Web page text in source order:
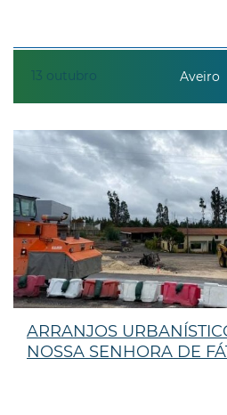
13 outubro Aveiro
ARRANJOS
NOSSA SENHORA DE